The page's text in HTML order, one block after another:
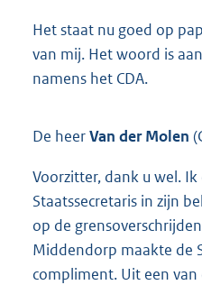
Het staat nu goed op
van mij. Het woord is
namens het CDA.
De heerVan der Molen
Voorzitter, dank u wel.
Staatssecretaris in zijn
op de
Middendorp maakte de
compliment. Uit een